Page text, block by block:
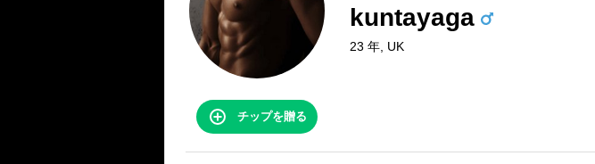
kuntayaga
23 年, UK
チップを贈る